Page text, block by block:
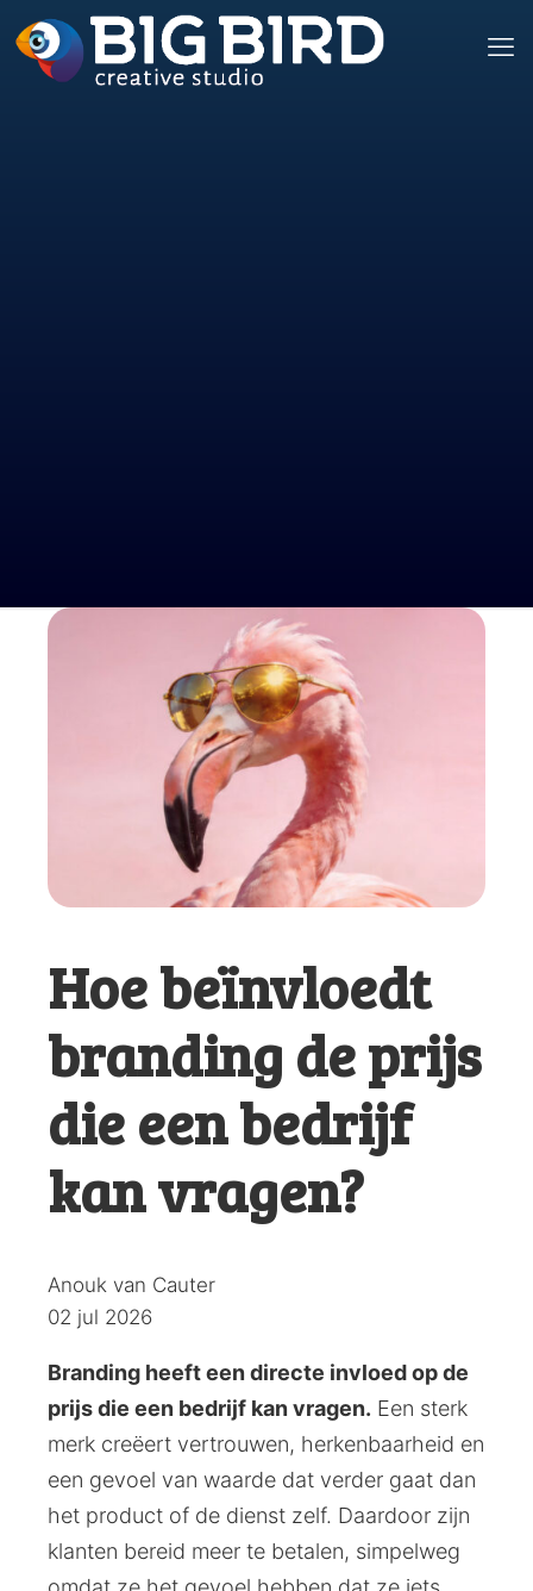
Hoe beïnvloedt
branding de prijs
die een bedrijf
kan vragen?
Posted
by:
Anouk van Cauter
02 jul 2026
Branding heeft een directe invloed op de
prijs die een bedrijf kan vragen. Een sterk
merk creëert vertrouwen, herkenbaarheid en
een gevoel van waarde dat verder gaat dan
het product of de dienst zelf. Daardoor zijn
klanten bereid meer te betalen, simpelweg